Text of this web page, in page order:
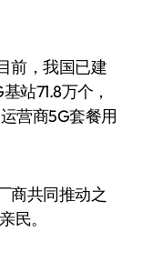
前，我国已建
站71.8万个，
营商5G套餐用
商共同推动之
民。